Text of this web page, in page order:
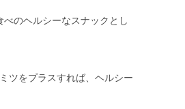
のヘルシーなスナックとし
ツをプラスすれば、ヘルシー